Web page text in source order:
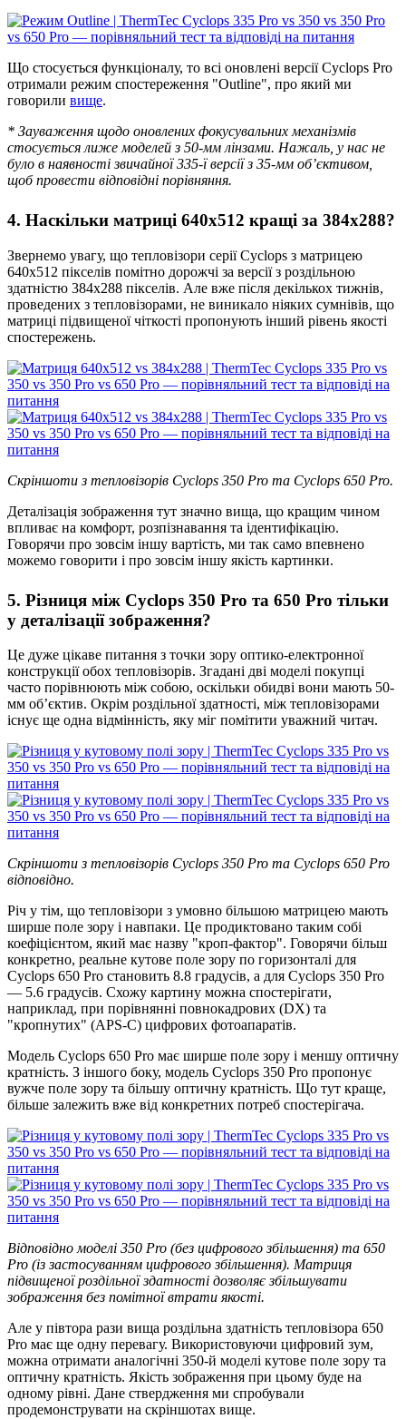
Що стосується функціоналу, то всі оновлені версії Cyclops Pro
отримали режим спостереження "Outline", про який ми
говорили вище.
* Зауваження щодо оновлених фокусувальних механізмів
стосується лиже моделей з 50-мм лінзами. Нажаль, у нас не
було в наявності звичайної 335-ї версії з 35-мм об’єктивом,
щоб провести відповідні порівняння.
4. Наскільки матриці 640х512 кращі за 384х288?
Звернемо увагу, що тепловізори серії Cyclops з матрицею
640х512 пікселів помітно дорожчі за версії з роздільною
здатністю 384х288 пікселів. Але вже після декількох тижнів,
проведених з тепловізорами, не виникало ніяких сумнівів, що
матриці підвищеної чіткості пропонують інший рівень якості
спостережень.
Скріншоти з тепловізорів Cyclops 350 Pro та Cyclops 650 Pro.
Деталізація зображення тут значно вища, що кращим чином
впливає на комфорт, розпізнавання та ідентифікацію.
Говорячи про зовсім іншу вартість, ми так само впевнено
можемо говорити і про зовсім іншу якість картинки.
5. Різниця між Cyclops 350 Pro та 650 Pro тільки
у деталізації зображення?
Це дуже цікаве питання з точки зору оптико-електронної
конструкції обох тепловізорів. Згадані дві моделі покупці
часто порівнюють між собою, оскільки обидві вони мають 50-
мм об’єктив. Окрім роздільної здатності, між тепловізорами
існує ще одна відмінність, яку міг помітити уважний читач.
Скріншоти з тепловізорів Cyclops 350 Pro та Cyclops 650 Pro
відповідно.
Річ у тім, що тепловізори з умовно більшою матрицею мають
ширше поле зору і навпаки. Це продиктовано таким собі
коефіцієнтом, який має назву "кроп-фактор". Говорячи більш
конкретно, реальне кутове поле зору по горизонталі для
Cyclops 650 Pro становить 8.8 градусів, а для Cyclops 350 Pro
— 5.6 градусів. Схожу картину можна спостерігати,
наприклад, при порівнянні повнокадрових (DX) та
"кропнутих" (APS-C) цифрових фотоапаратів.
Модель Cyclops 650 Pro має ширше поле зору і меншу оптичну
кратність. З іншого боку, модель Cyclops 350 Pro пропонує
вужче поле зору та більшу оптичну кратність. Що тут краще,
більше залежить вже від конкретних потреб спостерігача.
Відповідно моделі 350 Pro (без цифрового збільшення) та 650
Pro (із застосуванням цифрового збільшення). Матриця
підвищеної роздільної здатності дозволяє збільшувати
зображення без помітної втрати якості.
Але у півтора рази вища роздільна здатність тепловізора 650
Pro має ще одну перевагу. Використовуючи цифровий зум,
можна отримати аналогічні 350-й моделі кутове поле зору та
оптичну кратність. Якість зображення при цьому буде на
одному рівні. Дане ствердження ми спробували
продемонструвати на скріншотах вище.